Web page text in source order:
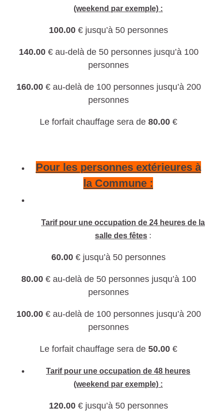
(weekend par exemple) :
100.00 € jusqu’à 50 personnes
140.00€ au-delà de 50 personnes jusqu’à 100
personnes
160.00€ au-delà de 100 personnes jusqu’à 200
personnes
Le forfait chauffage sera de 80.00 €
Pour les personnes extérieures à
la Commune :
Tarif pour une occupation de 24 heures de la
salle des fêtes :
60.00 € jusqu’à 50 personnes
80.00€ au-delà de 50 personnes jusqu’à 100
personnes
100.00€ au-delà de 100 personnes jusqu’à 200
personnes
Le forfait chauffage sera de 50.00 €
Tarif pour une occupation de 48 heures
(weekend par exemple) :
120.00 € jusqu’à 50 personnes